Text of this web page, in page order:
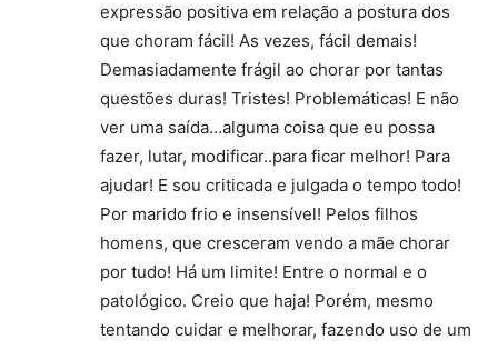
expressão positiva em relação a postura dos
que choram fácil! As vezes, fácil demais!
Demasiadamente frágil ao chorar por tantas
questões duras! Tristes! Problemáticas! E não
ver uma saída…alguma coisa que eu possa
fazer, lutar, modificar..para ficar melhor! Para
ajudar! E sou criticada e julgada o tempo todo!
Por marido frio e insensível! Pelos filhos
homens, que cresceram vendo a mãe chorar
por tudo! Há um limite! Entre o normal e o
patológico. Creio que haja! Porém, mesmo
tentando cuidar e melhorar, fazendo uso de um